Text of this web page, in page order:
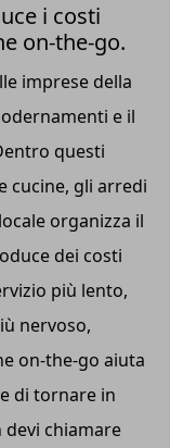
i costi
on-the-go.
imprese della
e il
questi
cucine, gli arredi
organizza il
dei costi
più lento,
nervoso,
on-the-go aiuta
di tornare in
chiamare